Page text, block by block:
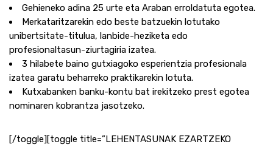
Gehieneko adina 25 urte eta Araban erroldatuta egotea.
Merkataritzarekin edo beste batzuekin lotutako
unibertsitate-titulua, lanbide-heziketa edo
profesionaltasun-ziurtagiria izatea.
3 hilabete baino gutxiagoko esperientzia profesionala
izatea garatu beharreko praktikarekin lotuta.
Kutxabanken banku-kontu bat irekitzeko prest egotea
nominaren kobrantza jasotzeko.
[/toggle][toggle title=”LEHENTASUNAK EZARTZEKO